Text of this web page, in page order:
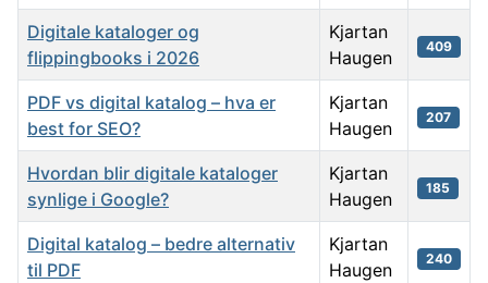
Digitale kataloger og
flippingbooks i 2026
Kjartan
Haugen
409
PDF vs digital katalog – hva er
best for SEO?
Kjartan
Haugen
207
Hvordan blir digitale kataloger
synlige i Google?
Kjartan
Haugen
185
Digital katalog – bedre alternativ
til PDF
Kjartan
Haugen
240